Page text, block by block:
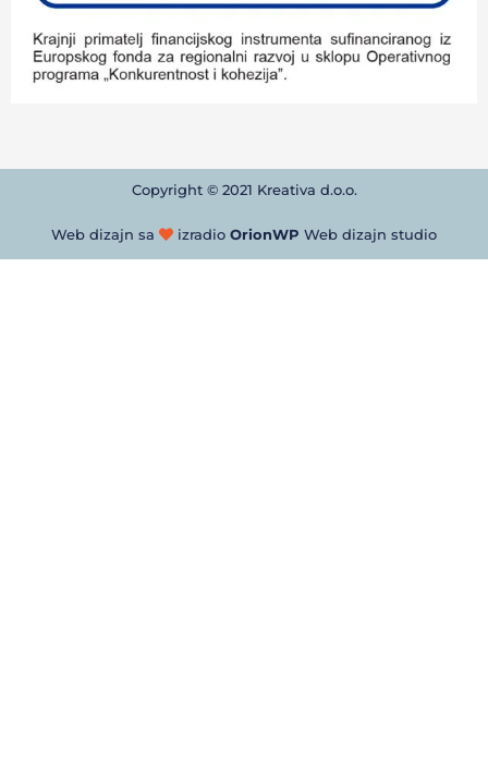
Copyright © 2021 Kreativa d.o.o.
Web dizajn sa izradio OrionWP Web dizajn studio